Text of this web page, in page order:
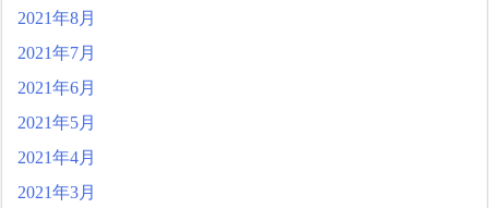
2021年8月
2021年7月
2021年6月
2021年5月
2021年4月
2021年3月